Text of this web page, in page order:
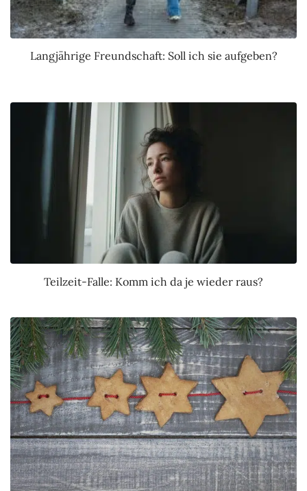
Langjährige Freundschaft: Soll ich sie aufgeben?
Teilzeit-Falle: Komm ich da je wieder raus?